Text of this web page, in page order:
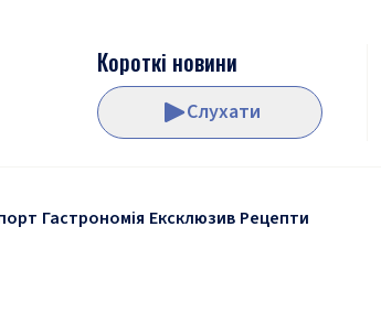
Короткі новини
Слухати
Гастрономія Ексклюзив Рецепти